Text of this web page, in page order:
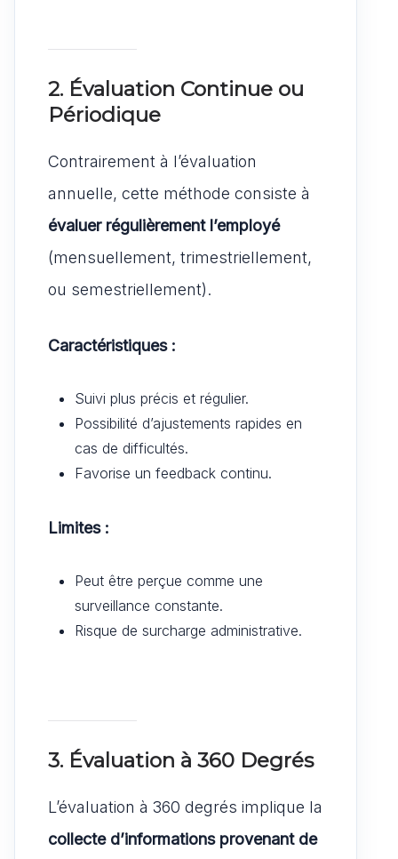
2. Évaluation Continue ou
Périodique
Contrairement à l’évaluation
annuelle, cette méthode consiste à
évaluer régulièrement l’employé
(mensuellement, trimestriellement,
ou semestriellement).
Caractéristiques :
Suivi plus précis et régulier.
Possibilité d’ajustements rapides en
cas de difficultés.
Favorise un feedback continu.
Limites :
Peut être perçue comme une
surveillance constante.
Risque de surcharge administrative.
3. Évaluation à 360 Degrés
L’évaluation à 360 degrés implique la
collecte d’informations provenant de